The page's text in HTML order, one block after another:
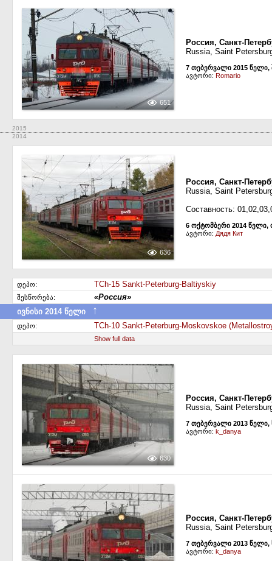
651
Россия, Санкт-
Russia, Saint
7 თებერვალი 2015 წელი,
ავტორი: Romario
2015
2014
636
Россия, Санкт-
Russia, Saint
Составность:
6 ოქტომბერი 2014 წელი,
ავტორი: Дядя Кит
დეპო: TCh-15 Sankt-Peterburg-Baltiyskiy
შესწორება:
«Россия»
ივნისი 2014 წელი
↑
დეპო: TCh-10 Sankt-Peterburg-Moskovskoe
Show full data
630
Россия, Санкт-
Russia, Saint
7 თებერვალი 2013 წელი,
ავტორი: k_danya
Россия, Санкт-
Russia, Saint
7 თებერვალი 2013 წელი,
ავტორი: k_danya